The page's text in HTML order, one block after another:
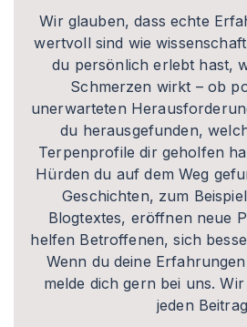
Wir glauben, dass echte
wertvoll sind wie
du persönlich erlebt hast,
Schmerzen wirkt – ob
unerwarteten
du herausgefunden,
Terpenprofile dir geholfen
Hürden du auf dem Weg
Geschichten, zum
Blogtextes, eröffnen neue
helfen Betroffenen, sich
Wenn du deine
melde dich gern bei uns.
jeden